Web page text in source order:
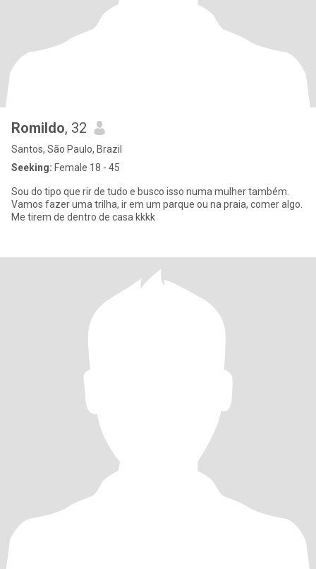
Romildo, 32
Santos, São Paulo, Brazil
Seeking: Female 18 - 45
Sou do tipo que rir de tudo e busco isso numa mulher também.
Vamos fazer uma trilha, ir em um parque ou na praia, comer algo.
Me tirem de dentro de casa kkkk